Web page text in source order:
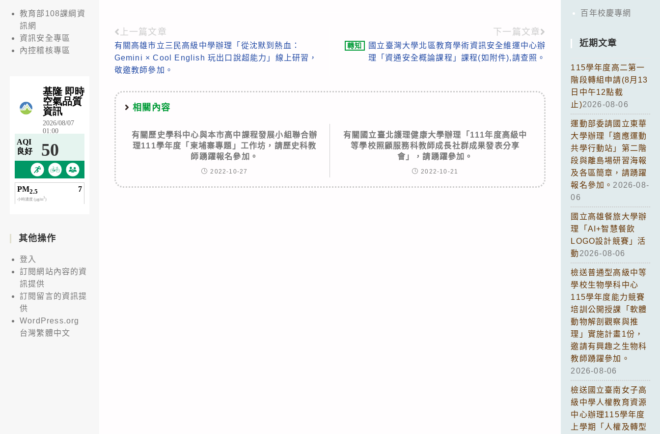
Read
more
articles
上一篇文章
有關高雄市立三民高級中學辦理「從沈默到熱血：
Gemini × Cool English 玩出口說超能力」線上研習，
敬邀教師參加。
下一篇文章
轉知
國立臺灣大學北區教育學術資訊安全維運中心辦
理「資通安全概論課程」課程(如附件),請查照。
相關內容
有關歷史學科中心與本市高中課程發展小組聯合辦
理111學年度「柬埔寨專題」工作坊，請歷史科教
師踴躍報名參加。
2022-10-27
有關國立臺北護理健康大學辦理「111年度高級中
等學校照顧服務科教師成長社群成果發表分享
會」，請踴躍參加。
2022-10-21
教育部108課綱資
訊網
資訊安全專區
內控稽核專區
其他操作
登入
訂閱網站內容的資
訊提供
訂閱留言的資訊提
供
WordPress.org
台灣繁體中文
百年校慶專網
近期文章
115學年度高二第一
階段轉組申請(8月13
日中午12點截
止)2026-08-06
運動部委請國立東華
大學辦理「適應運動
共學行動站」第二階
段與離島場研習海報
及各區簡章，請踴躍
報名參加。 2026-08-
06
國立高雄餐旅大學辦
理「AI+智慧餐飲
LOGO設計競賽」活
動 2026-08-06
檢送普通型高級中等
學校生物學科中心
115學年度能力競賽
培訓公開授課「軟體
動物解剖觀察與推
理」實施計畫1份，
邀請有興趣之生物科
教師踴躍參加。
2026-08-06
檢送國立臺南女子高
級中學人權教育資源
中心辦理115學年度
上學期「人權及轉型